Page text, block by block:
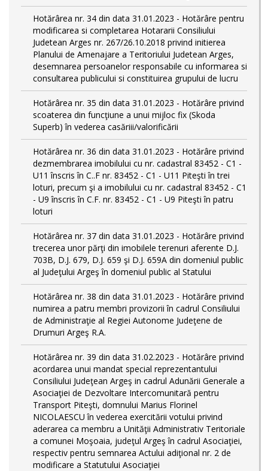
Hotărârea nr. 34 din data 31.01.2023 - Hotărâre pentru
modificarea si completarea Hotararii Consiliului
Judetean Arges nr. 267/26.10.2018 privind initierea
Planului de Amenajare a Teritoriului Judetean Arges,
desemnarea persoanelor responsabile cu informarea si
consultarea publicului si constituirea grupului de lucru
Hotărârea nr. 35 din data 31.01.2023 - Hotărâre privind
scoaterea din funcţiune a unui mijloc fix (Skoda
Superb) în vederea casăriii/valorificării
Hotărârea nr. 36 din data 31.01.2023 - Hotărâre privind
dezmembrarea imobilului cu nr. cadastral 83452 - C1 -
U11 înscris în C..F nr. 83452 - C1 - U11 Piteşti în trei
loturi, precum şi a imobilului cu nr. cadastral 83452 - C1
- U9 înscris în C.F. nr. 83452 - C1 - U9 Piteşti în patru
loturi
Hotărârea nr. 37 din data 31.01.2023 - Hotărâre privind
trecerea unor părţi din imobilele terenuri aferente D.J.
703B, D.J. 679, D.J. 659 şi D.J. 659A din domeniul public
al Judeţului Argeş în domeniul public al Statului
Hotărârea nr. 38 din data 31.01.2023 - Hotărâre privind
numirea a patru membri provizorii în cadrul Consiliului
de Administraţie al Regiei Autonome Judeţene de
Drumuri Argeş R.A.
Hotărârea nr. 39 din data 31.02.2023 - Hotărâre privind
acordarea unui mandat special reprezentantului
Consiliului Judeţean Argeş in cadrul Adunării Generale a
Asociaţiei de Dezvoltare Intercomunitară pentru
Transport Piteşti, domnului Marius Florinel
NICOLAESCU în vederea exercitării votului privind
aderarea ca membru a Unităţii Administrativ Teritoriale
a comunei Moşoaia, judeţul Argeş în cadrul Asociaţiei,
respectiv pentru semnarea Actului adiţional nr. 2 de
modificare a Statutului Asociaţiei